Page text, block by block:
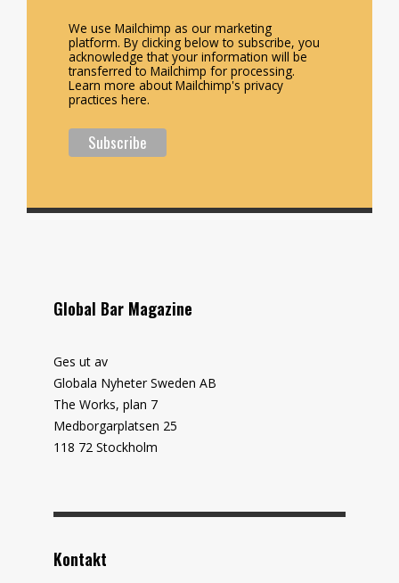
We use Mailchimp as our marketing
platform. By clicking below to subscribe, you
acknowledge that your information will be
transferred to Mailchimp for processing.
Learn more about Mailchimp's privacy
practices here.
Global Bar Magazine
Ges ut av
Globala Nyheter Sweden AB
The Works, plan 7
Medborgarplatsen 25
118 72 Stockholm
Kontakt